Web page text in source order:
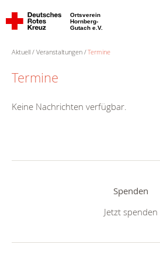
Ortsverein
Hornberg-
Gutach e.V.
Aktuell Veranstaltungen Termine
Termine
Keine Nachrichten verfügbar.
Spenden
Jetzt spenden